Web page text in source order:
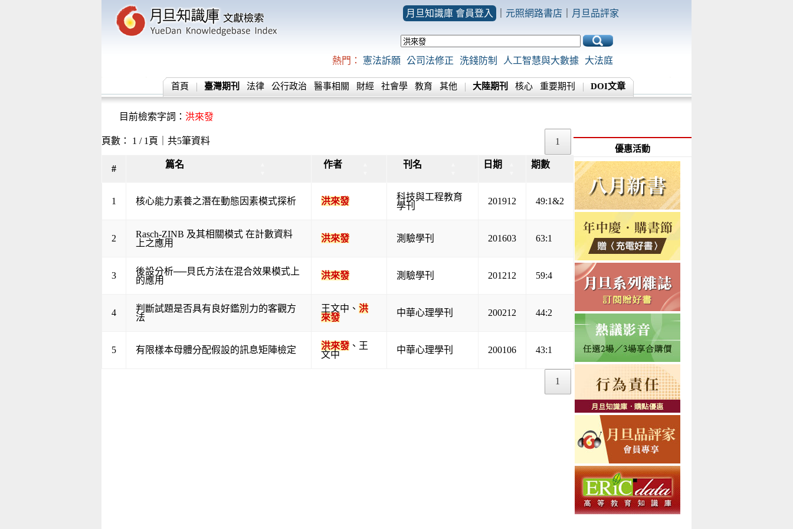
月旦知識庫 會員登入 元照網路書店 月旦品評家
熱門： 憲法訴願 公司法修正 洗錢防制 人工智慧與大數據 大法庭
首頁 臺灣期刊 法律 公行政治 醫事相關 財經 社會學 教育 其他 大陸期刊 核心 重要期刊 DOI文章
目前檢索字詞： 洪來發
頁數： 1 / 1頁｜共5筆資料 1
# 篇名 作者 刊名 日期 期數
1 核心能力素養之潛在動態因素模式探析 洪來發
科技與工程教育
學刊
201912 49:1&2
2
Rasch-ZINB 及其相關模式 在計數資料
上之應用
洪來發 測驗學刊 201603 63:1
3
後設分析──貝氏方法在混合效果模式上
的應用
洪來發 測驗學刊 201212 59:4
4
判斷試題是否具有良好鑑別力的客觀方
法
王文中 、 洪
來發
中華心理學刊 200212 44:2
5 有限樣本母體分配假設的訊息矩陣檢定 洪來發 、 王
文中
中華心理學刊 200106 43:1
1
優惠活動